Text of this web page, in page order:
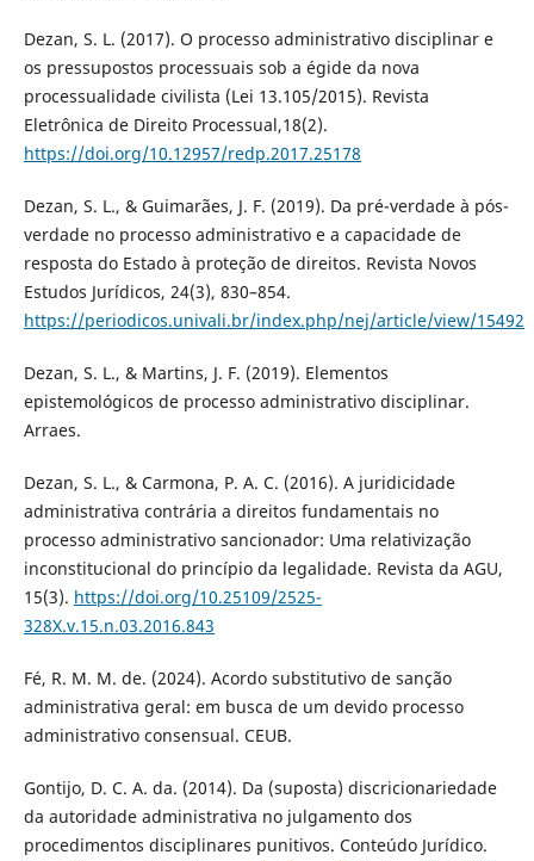
Dezan, S. L. (2017). O processo administrativo disciplinar e
os pressupostos processuais sob a égide da nova
processualidade civilista (Lei 13.105/2015). Revista
Eletrônica de Direito Processual,18(2).
https://doi.org/10.12957/redp.2017.25178
Dezan, S. L., & Guimarães, J. F. (2019). Da pré-verdade à pós-
verdade no processo administrativo e a capacidade de
resposta do Estado à proteção de direitos. Revista Novos
Estudos Jurídicos, 24(3), 830–854.
https://periodicos.univali.br/index.php/nej/article/view/15492
Dezan, S. L., & Martins, J. F. (2019). Elementos
epistemológicos de processo administrativo disciplinar.
Arraes.
Dezan, S. L., & Carmona, P. A. C. (2016). A juridicidade
administrativa contrária a direitos fundamentais no
processo administrativo sancionador: Uma relativização
inconstitucional do princípio da legalidade. Revista da AGU,
15(3). https://doi.org/10.25109/2525-
328X.v.15.n.03.2016.843
Fé, R. M. M. de. (2024). Acordo substitutivo de sanção
administrativa geral: em busca de um devido processo
administrativo consensual. CEUB.
Gontijo, D. C. A. da. (2014). Da (suposta) discricionariedade
da autoridade administrativa no julgamento dos
procedimentos disciplinares punitivos. Conteúdo Jurídico.